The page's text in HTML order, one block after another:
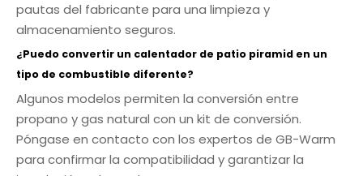
pautas del fabricante para una limpieza y
almacenamiento seguros.
¿Puedo convertir un calentador de patio piramid en un
tipo de combustible diferente?
Algunos modelos permiten la conversión entre
propano y gas natural con un kit de conversión.
Póngase en contacto con los expertos de GB-Warm
para confirmar la compatibilidad y garantizar la